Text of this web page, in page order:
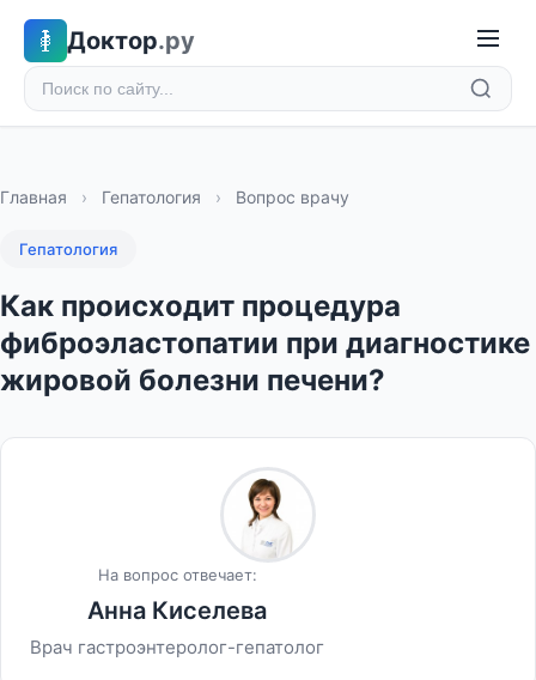
Доктор.ру
Главная › Гепатология › Вопрос врачу
Гепатология
Как происходит процедура
фиброэластопатии при диагностике
жировой болезни печени?
На вопрос отвечает:
Анна Киселева
Врач гастроэнтеролог-гепатолог